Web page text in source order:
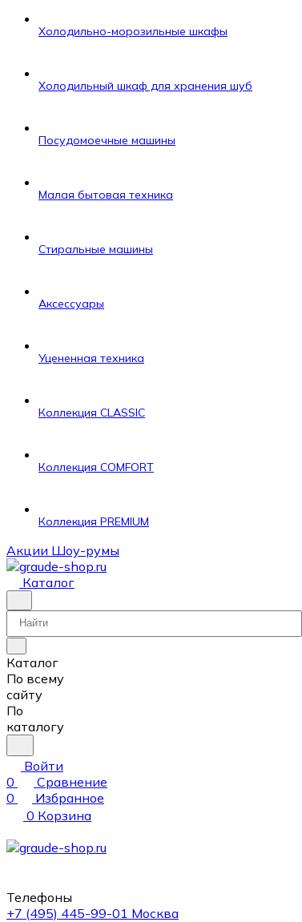
Холодильно-морозильные шкафы
Холодильный шкаф для хранения шуб
Посудомоечные машины
Малая бытовая техника
Стиральные машины
Аксессуары
Уцененная техника
Коллекция CLASSIC
Коллекция COMFORT
Коллекция PREMIUM
Акции Шоу-румы
Каталог
Каталог
По всему
сайту
По
каталогу
Войти
0
Сравнение
0
Избранное
0 Корзина
Телефоны
+7 (495) 445-99-01 Москва